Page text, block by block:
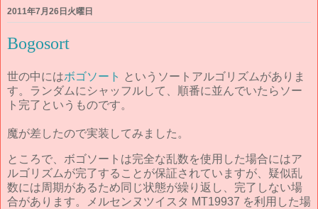
2011年7月26日火曜日
Bogosort
世の中にはボゴソート
というソートアルゴリズムがありま
す。ランダムにシャッフルして、順番に並んでいたらソー
ト完了というものです。
魔が差したので実装してみました。
ところで、ボゴソートは完全な乱数を使用した場合にはア
ルゴリズムが完了することが保証されていますが、疑似乱
数には周期があるため同じ状態が繰り返し、完了しない場
合があります。メルセンヌツイスタ MT19937 を利用した場